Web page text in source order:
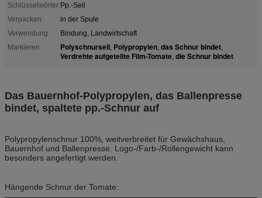
Schlüsselwörter:Pp.-Seil
Verpacken:
in der Spule
Verwendung:
Bindung, Landwirtschaft
Markieren:
Polyschnurseil, Polypropylen, das Schnur bindet,
Verdrehte aufgeteilte Film-Tomate, die Schnur bindet
Das Bauernhof-Polypropylen, das Ballenpresse
bindet, spaltete pp.-Schnur auf
Polypropylenschnur 100%, weitverbreitet für Gewächshaus,
Bauernhof und Ballenpresse. Logo-/Farb-/Rollengewicht kann
besonders angefertigt werden.
Hängende Schnur der Tomate: